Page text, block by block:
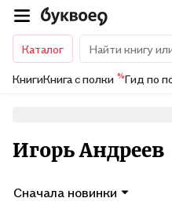
Каталог
КнигиКнига с полки %Гид по
Игорь Андреев
Сначала новинки